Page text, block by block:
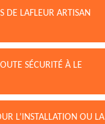
DE LAFLEUR ARTISAN
SÉCURITÉ À LE
L’INSTALLATION OU LA